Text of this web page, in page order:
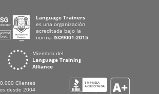
en toda España y también en línea a
Teams o WhatsApp.